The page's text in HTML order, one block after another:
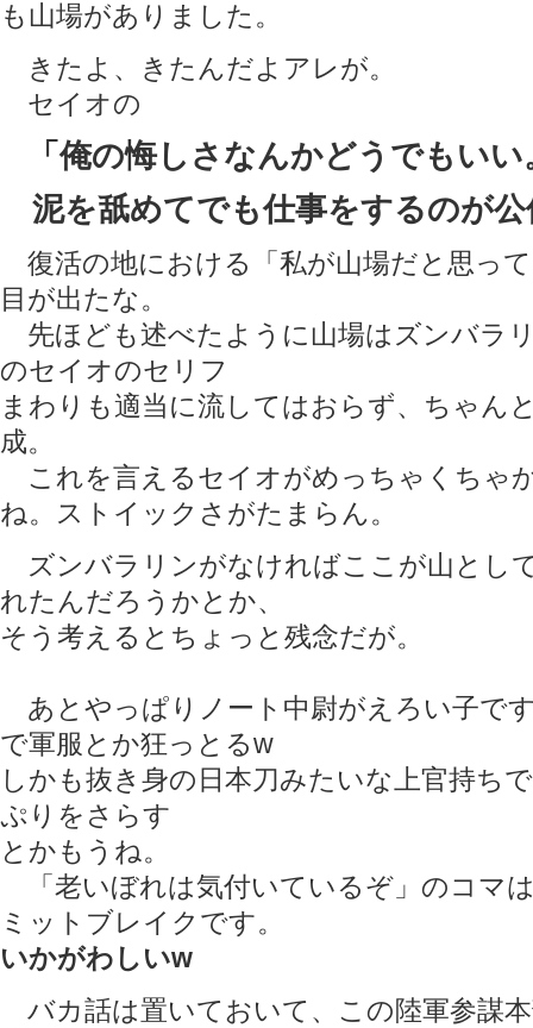
も山場がありました。
きたよ、きたんだよアレが。
セイオの
「俺の悔しさなんかどうでもいい
泥を舐めてでも仕事をするのが公
復活の地における「私が山場だと思っ
目が出たな。
先ほども述べたように山場はズンバラ
のセイオのセリフ
まわりも適当に流してはおらず、ちゃん
成。
これを言えるセイオがめっちゃくちゃ
ね。ストイックさがたまらん。
ズンバラリンがなければここが山とし
れたんだろうかとか、
そう考えるとちょっと残念だが。
あとやっぱりノート中尉がえろい子で
で軍服とか狂っとるw
しかも抜き身の日本刀みたいな上官持ち
ぷりをさらす
とかもうね。
「老いぼれは気付いているぞ」のコマ
ミットブレイクです。
いかがわしいw
バカ話は置いておいて、この陸軍参謀